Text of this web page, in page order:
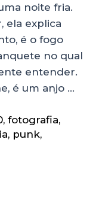
noite fria.
ela explica
é o fogo
no qual
entender.
é um anjo …
, fotografia,
, punk,